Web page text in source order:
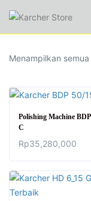
Menampilkan
Polishing Machine BDP
C
Rp35,280,000